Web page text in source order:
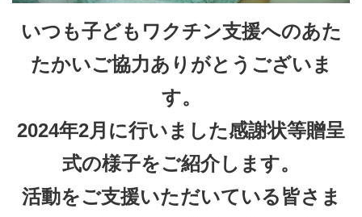
いつも子どもワクチン支援へのあた
たかいご協力ありがとうございま
す。
2024年2月に行いました感謝状等贈呈
式の様子をご紹介します。
活動をご支援いただいている皆さま